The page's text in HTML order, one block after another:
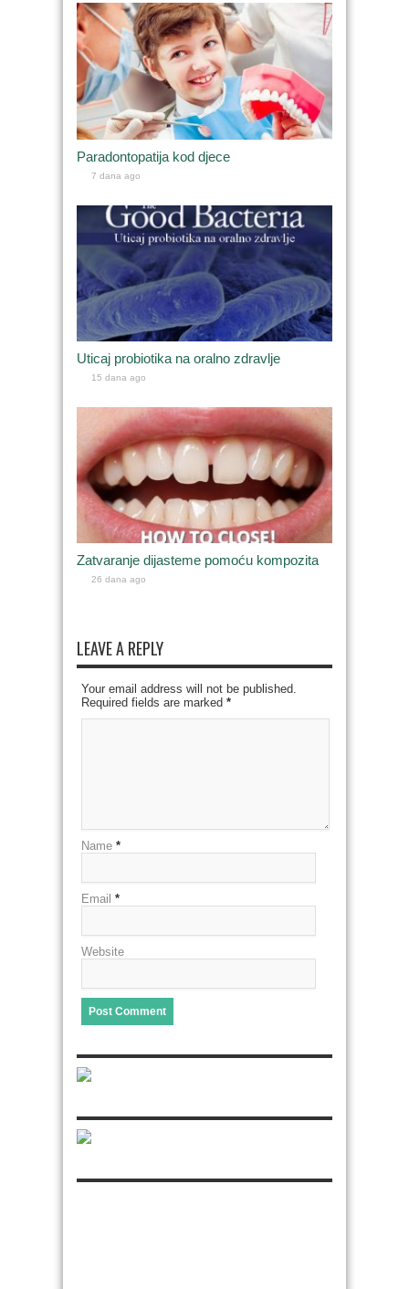
Paradontopatija kod djece
7 dana ago
Uticaj probiotika na oralno zdravlje
15 dana ago
Zatvaranje dijasteme pomoću kompozita
26 dana ago
LEAVE A REPLY
Your email address will not be published.
Required fields are marked *
Name *
Email *
Website